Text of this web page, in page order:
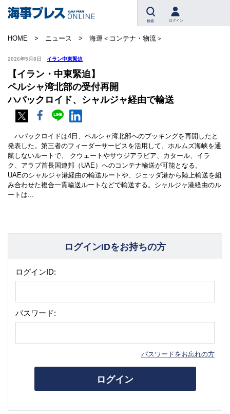
検索 ログイン
HOME ニュース 海運＜コンテナ・物流＞
2026年5月8日 イラン中東緊迫
【イラン・中東緊迫】
ペルシャ湾北部の受付再開
ハパックロイド、シャルジャ経由で輸送
ハパックロイドは4日、ペルシャ湾北部へのブッキングを再開したと
発表した。第三者のフィーダーサービスを活用して、ホルムズ海峡を通
航しないルートで、 クウェートやサウジアラビア、カタール、イラ
ク、アラブ首長国連邦（UAE）へのコンテナ輸送が可能となる。
UAEのシャルジャ港経由の輸送ルートや、ジェッダ港から陸上輸送を組
み合わせた複合一貫輸送ルートなどで輸送する。シャルジャ港経由のル
ートは...
ログインIDをお持ちの方
ログインID:
パスワード:
パスワードをお忘れの方
ログイン